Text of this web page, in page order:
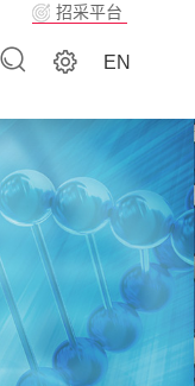
EN
招采平台